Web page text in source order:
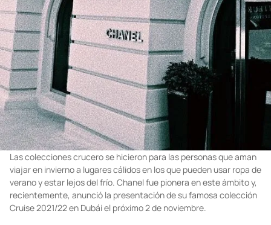
Las colecciones crucero se hicieron para las personas que aman
viajar en invierno a lugares cálidos en los que pueden usar ropa de
verano y estar lejos del frío. Chanel fue pionera en este ámbito y,
recientemente, anunció la presentación de su famosa colección